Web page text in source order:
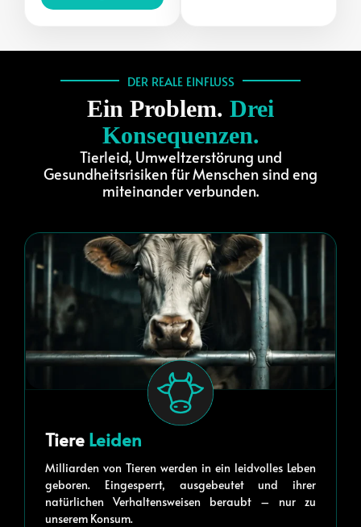
DER REALE EINFLUSS
Ein Problem. Drei
Konsequenzen.
Tierleid, Umweltzerstörung und
Gesundheitsrisiken für Menschen sind eng
miteinander verbunden.
Tiere Leiden
Milliarden von Tieren werden in ein leidvolles Leben
geboren. Eingesperrt, ausgebeutet und ihrer
natürlichen Verhaltensweisen beraubt – nur zu
unserem Konsum.